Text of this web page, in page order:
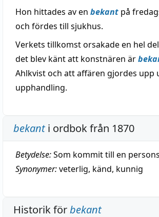
Hon hittades av en bekant på
och fördes till sjukhus.
Verkets tillkomst orsakade en hel
det blev känt att konstnären är
Ahlkvist och att affären gjordes upp
upphandling.
bekanti ordbok från 1870
Betydelse:Som kommit till en
Synonymer:veterlig, känd, kunnig
Historik förbekant